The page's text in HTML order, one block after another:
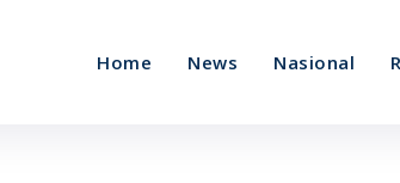
Home News Nasional